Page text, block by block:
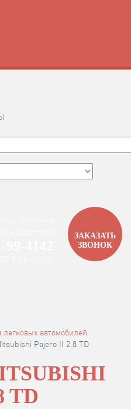
ЗАКАЗАТЬ
ЗВОНОК
автомобилей
Pajero II 2.8 TD
TD